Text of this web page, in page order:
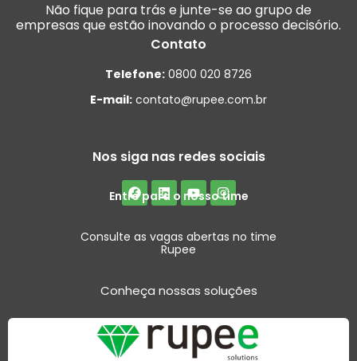
Não fique para trás e junte-se ao grupo de
empresas que estão inovando o processo decisório.
Contato
Telefone: 0800 020 8726
E-mail: contato@rupee.com.br
Nos siga nas redes sociais
Entre para o nosso time
Consulte as vagas abertas no time
Rupee
Conheça nossas soluções